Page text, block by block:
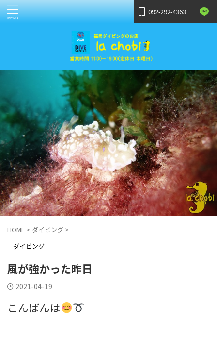
092-292-4363
HOME > ダイビング >
ダイビング
風が強かった昨日
2021-04-19
こんばんは